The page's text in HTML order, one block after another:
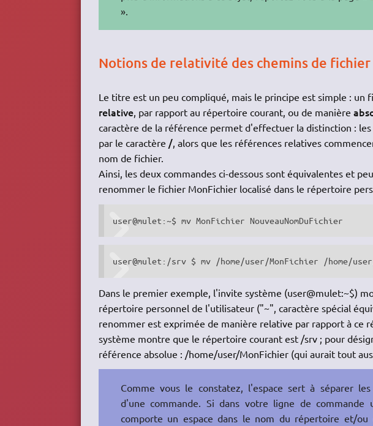
».
Notions de relativité des chemins de fichier
Le titre est un peu compliqué, mais le principe est simple :
relative, par rapport au répertoire courant, ou de manière
caractère de la référence permet d'effectuer la distinction :
par le caractère /, alors que les références relatives
nom de fichier.
Ainsi, les deux commandes ci-dessous sont équivalentes et
renommer le fichier MonFichier localisé dans le répertoire
user@mulet:~$ mv MonFichier NouveauNomDuFichier
user@mulet:/srv $ mv /home/user/MonFichier /home/user/
Dans le premier exemple, l'invite système (user@mulet:~$)
répertoire personnel de l'utilisateur ("~", caractère spécial
renommer est exprimée de manière relative par rapport à ce
système montre que le répertoire courant est /srv ; pour
référence absolue : /home/user/MonFichier (qui aurait tout
Comme vous le constatez, l'espace sert à séparer
d'une commande. Si dans votre ligne de commande
comporte un espace dans le nom du répertoire et/ou